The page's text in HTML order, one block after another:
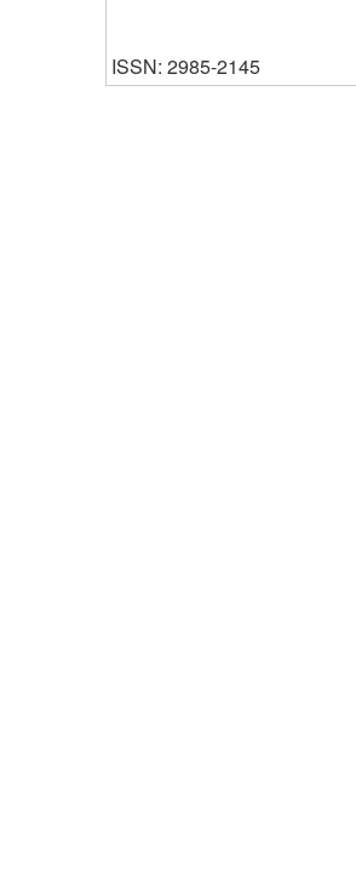
ISSN: 2985-2145